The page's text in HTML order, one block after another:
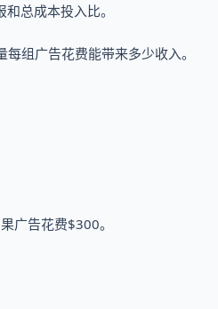
总成本投入比。
组广告花费能带来多少收入。
广告花费$300。